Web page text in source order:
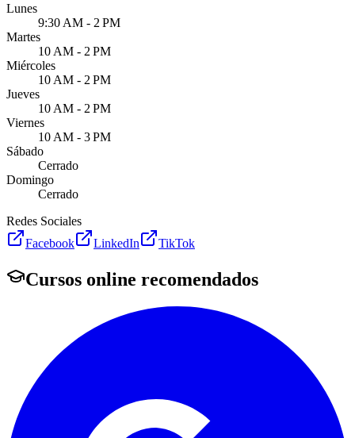
Lunes
9:30 AM - 2 PM
Martes
10 AM - 2 PM
Miércoles
10 AM - 2 PM
Jueves
10 AM - 2 PM
Viernes
10 AM - 3 PM
Sábado
Cerrado
Domingo
Cerrado
Redes Sociales
Facebook
LinkedIn TikTok
Cursos online recomendados